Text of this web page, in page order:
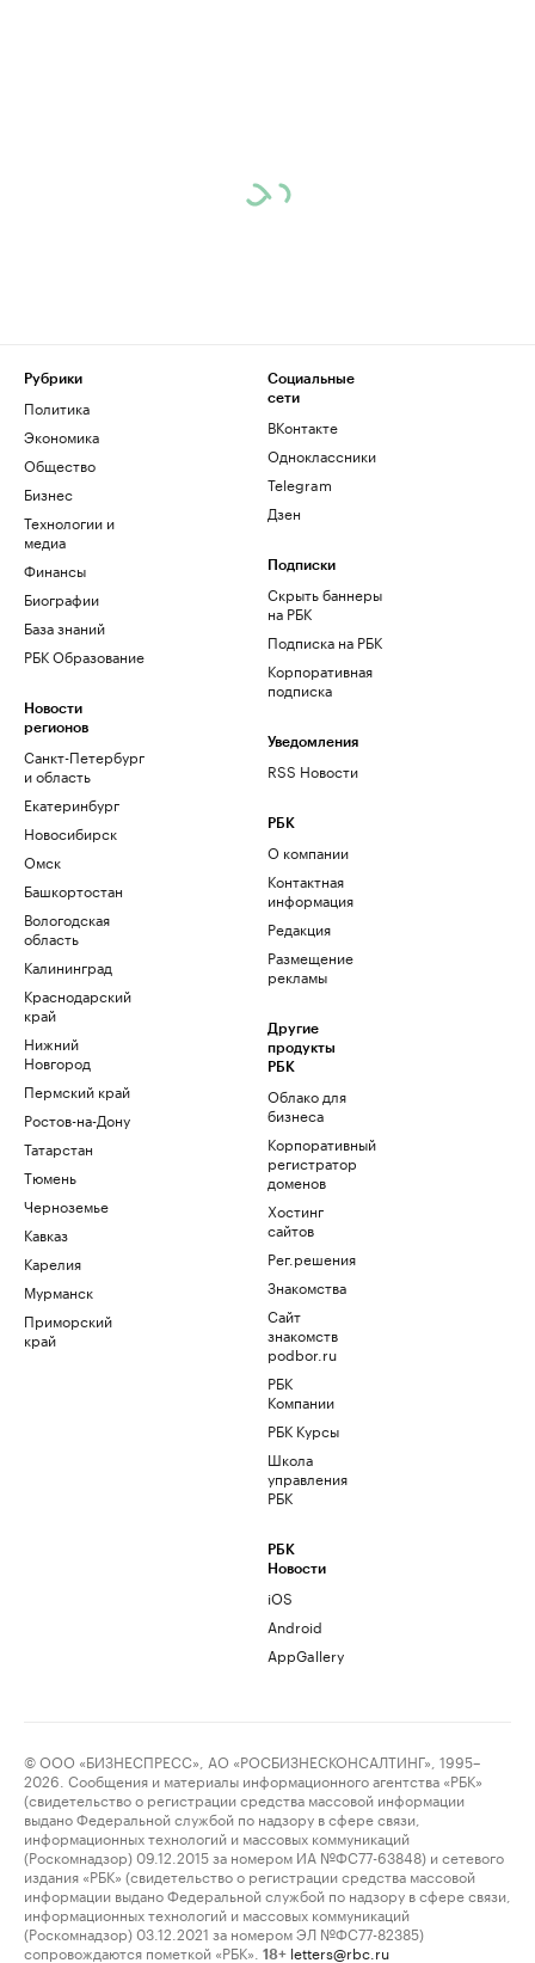
Рубрики
Политика
Экономика
Общество
Бизнес
Технологии и
медиа
Финансы
Биографии
База знаний
РБК Образование
Новости
регионов
Санкт-Петербург
и область
Екатеринбург
Новосибирск
Омск
Башкортостан
Вологодская
область
Калининград
Краснодарский
край
Нижний
Новгород
Пермский край
Ростов-на-Дону
Татарстан
Тюмень
Черноземье
Кавказ
Карелия
Мурманск
Приморский
край
Социальные
сети
ВКонтакте
Одноклассники
Telegram
Дзен
Подписки
Скрыть баннеры
на РБК
Подписка на РБК
Корпоративная
подписка
Уведомления
RSS Новости
РБК
О компании
Контактная
информация
Редакция
Размещение
рекламы
Другие
продукты
РБК
Облако для
бизнеса
Корпоративный
регистратор
доменов
Хостинг
сайтов
Рег.решения
Знакомства
Сайт
знакомств
podbor.ru
РБК
Компании
РБК Курсы
Школа
управления
РБК
РБК
Новости
iOS
Android
AppGallery
© ООО «БИЗНЕСПРЕСС», АО «РОСБИЗНЕСКОНСАЛТИНГ», 1995–
2026. Сообщения и материалы информационного агентства «РБК»
(свидетельство о регистрации средства массовой информации
выдано Федеральной службой по надзору в сфере связи,
информационных технологий и массовых коммуникаций
(Роскомнадзор) 09.12.2015 за номером ИА №ФС77-63848) и сетевого
издания «РБК» (свидетельство о регистрации средства массовой
информации выдано Федеральной службой по надзору в сфере связи,
информационных технологий и массовых коммуникаций
(Роскомнадзор) 03.12.2021 за номером ЭЛ №ФС77-82385)
сопровождаются пометкой «РБК».
18+ letters@rbc.ru